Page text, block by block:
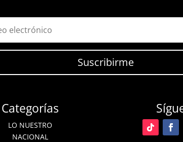
Suscribirme
Categorías
LO NUESTRO
NACIONAL